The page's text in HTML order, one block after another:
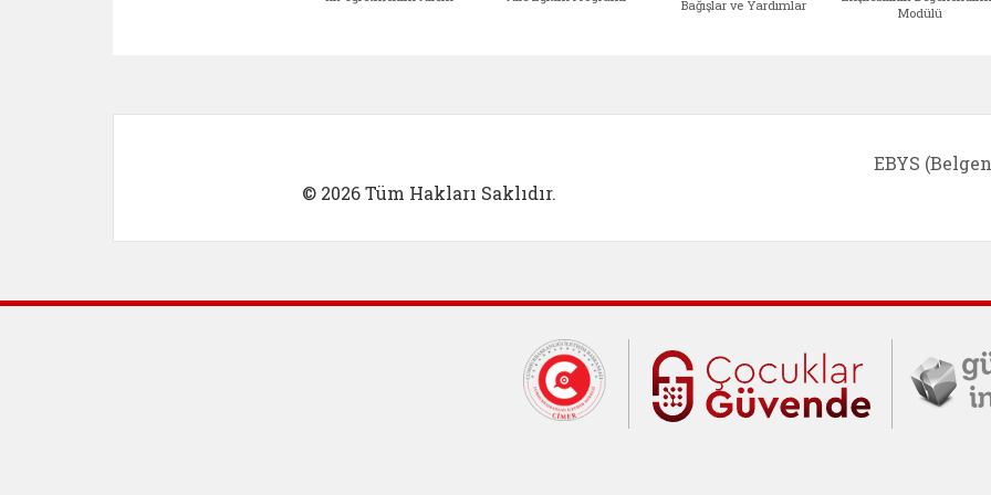
Bağışlar ve Yardımlar
Modülü
© 2026 Tüm Hakları Saklıdır.
EBYS
Cumhurbaşkanlığı İletişim Merkezi
Çocuklar